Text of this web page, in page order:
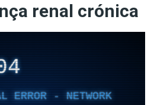
renal crónica